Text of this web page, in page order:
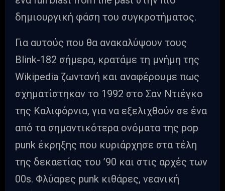
δημιουργική φάση του συγκροτήματος.
Για αυτούς που θα ανακαλύψουν τους
Blink-182 σήμερα, κρατάμε τη μνήμη της
Wikipedia ζωντανή και αναφέρουμε πως
σχηματίστηκαν το 1992 στο Σαν Ντιέγκο
της Καλιφόρνια, για να εξελιχθούν σε ένα
από τα σημαντικότερα ονόματα της pop
punk έκρηξης που κυριάρχησε στα τέλη
της δεκαετίας του ’90 και στις αρχές των
00s. Φλύαρες punk κιθάρες, νεανική